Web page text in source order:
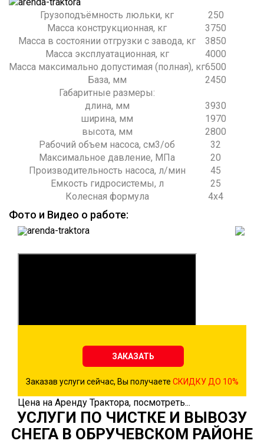
Грузоподъёмность люльки, кг
250
Масса конструкционная, кг
3750
Масса в состоянии отгрузки с завода, кг
3850
Масса эксплуатационная, кг
4000
Масса максимально допустимая (полная), кг6500
База, мм
2450
Габаритные размеры:
длина, мм
3930
ширина, мм
1970
высота, мм
2800
Рабочий объем насоса, см3/об
32
Максимальное давление, МПа
20
Производительность насоса, л/мин
45
Емкость гидросистемы, л
25
Колесная формула
4х4
Фото и Видео о работе:
ЗАКАЗАТЬ
Заказав услуги сейчас, Вы получаете СКИДКУ ДО 10%
Цена на Аренду Трактора, посмотреть...
УСЛУГИ ПО ЧИСТКЕ И ВЫВОЗУ
СНЕГА В ОБРУЧЕВСКОМ РАЙОНЕ